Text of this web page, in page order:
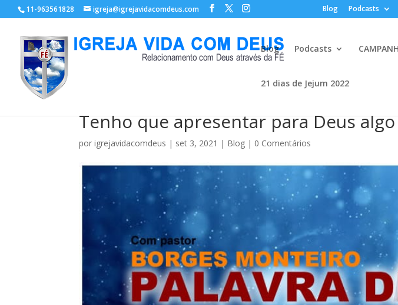
11-963561828 igreja@igrejavidacomdeus.com Blog Podcasts
Blog Podcasts
21 dias de Jejum 2022
Tenho que apresentar para Deus
porigrejavidacomdeus | set 3, 2021 | Blog | 0 Comentários